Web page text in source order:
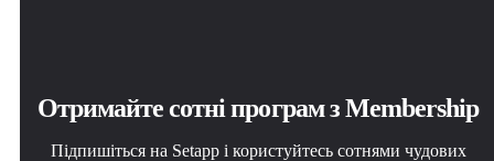
Отримайте сотні програм з Membership
Підпишіться на Setapp і користуйтесь сотнями чудових